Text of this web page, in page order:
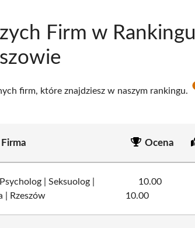
Firm w Rankingu
firm, które znajdziesz w naszym rankingu.
Firma Ocena
| Seksuolog |
| Rzeszów
10.00
10.00